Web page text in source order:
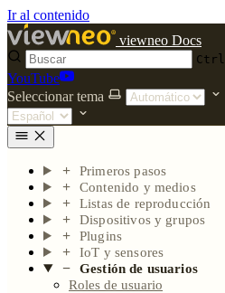
Ir al contenido
viewneo Docs
Ctrl
YouTube
Seleccionar tema
Primeros pasos
Contenido y medios
Listas de reproducción
Dispositivos y grupos
Plugins
IoT y sensores
Gestión de usuarios
Roles de usuario